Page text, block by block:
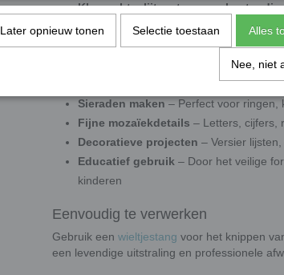
Kleurecht,slijtvastenweerbestendig
Geschikt voor binnen en buiten, in
Milieuvriendelijk geproduceerd, met
Sieraden maken – Perfect voor ringen,
Fijne mozaïekdetails – Letters, cijfers,
Decoratieve projecten – Versier
Educatief gebruik – Door het veilige
kinderen
Eenvoudig te verwerken
Gebruik een wieltjestang voor het knippen
een levendige uitstraling en professionele
Later opnieuw tonen Selectie toestaan Alles
Nee, niet